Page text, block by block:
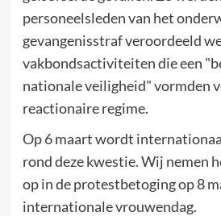
personeelsleden van het
gevangenisstraf veroordeeld
vakbondsactiviteiten die een
nationale veiligheid" vormden
reactionaire regime.
Op 6 maart wordt
rond deze kwestie. Wij nemen
op in de protestbetoging op 8
internationale vrouwendag.